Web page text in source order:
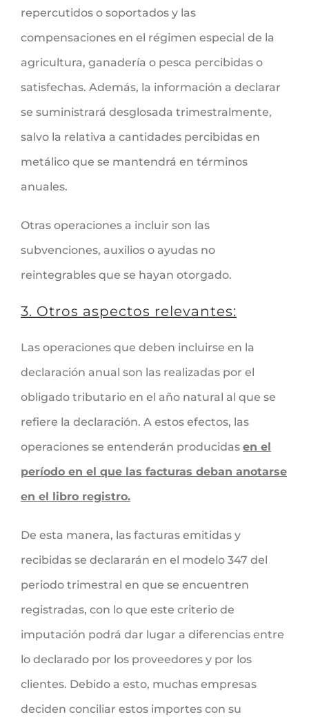
repercutidos o soportados y las
compensaciones en el régimen especial de la
agricultura, ganadería o pesca percibidas o
satisfechas. Además, la información a declarar
se suministrará desglosada trimestralmente,
salvo la relativa a cantidades percibidas en
metálico que se mantendrá en términos
anuales.
Otras operaciones a incluir son las
subvenciones, auxilios o ayudas no
reintegrables que se hayan otorgado.
3. Otros aspectos relevantes:
Las operaciones que deben incluirse en la
declaración anual son las realizadas por el
obligado tributario en el año natural al que se
refiere la declaración. A estos efectos, las
operaciones se entenderán producidas en el
período en el que las facturas deban anotarse
en el libro registro.
De esta manera, las facturas emitidas y
recibidas se declararán en el modelo 347 del
periodo trimestral en que se encuentren
registradas, con lo que este criterio de
imputación podrá dar lugar a diferencias entre
lo declarado por los proveedores y por los
clientes. Debido a esto, muchas empresas
deciden conciliar estos importes con su